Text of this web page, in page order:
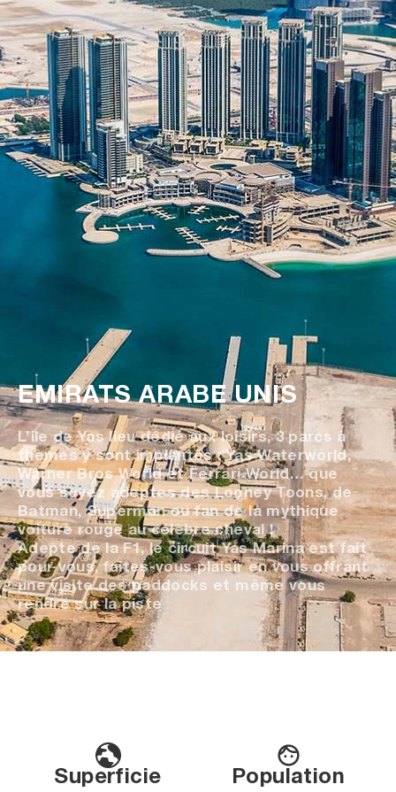
EMIRATS ARABE UNIS
L’ile de Yas lieu dédié aux loisirs, 3 parcs à
thèmes y sont implantés : Yas Waterworld,
Warner Bros World et Ferrari World… que
vous soyez adeptes des Looney Toons, de
Batman, Superman ou fan de la mythique
voiture rouge au célèbre cheval !
Adepte de la F1, le circuit Yas Marina est fait
pour vous, faites-vous plaisir en vous offrant
une visite des paddocks et même vous
rendre sur la piste
Superficie Population